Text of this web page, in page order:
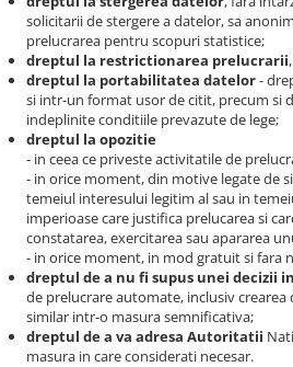
solicitarii de stergere a datelor, sa
prelucrarea pentru scopuri statistice;
dreptul la restrictionarea prelucrarii
dreptul la portabilitatea datelor-
si intr-un format usor de citit, precum si
indeplinite conditiile prevazute de lege;
dreptul la opozitie
- in ceea ce priveste activitatile de
- in orice moment, din motive legate de
temeiul interesului legitim al sau in
imperioase care justifica prelucarea si
constatarea, exercitarea sau apararea
- in orice moment, in mod gratuit si fara
dreptul de a nu fi supus unei decizii
de prelucrare automate, inclusiv
similar intr-o masura semnificativa;
dreptul de a va adresa Autoritatii
masura in care considerati necesar.